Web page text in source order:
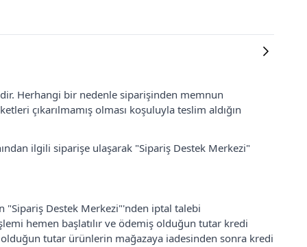
Herhangi bir nedenle siparişinden memnun
çıkarılmamış olması koşuluyla teslim aldığın
ilgili siparişe ulaşarak "Sipariş Destek Merkezi"
"Sipariş Destek Merkezi"'nden iptal talebi
hemen başlatılır ve ödemiş olduğun tutar kredi
tutar ürünlerin mağazaya iadesinden sonra kredi